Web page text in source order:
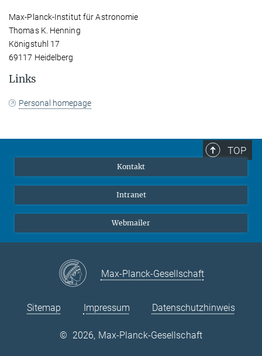
Max-Planck-Institut für Astronomie
Thomas K. Henning
Königstuhl 17
69117 Heidelberg
Links
Personal homepage
TOP
Kontakt
Intranet
Webmailer
Max-Planck-Gesellschaft
Sitemap Impressum Datenschutzhinweis
© 2026, Max-Planck-Gesellschaft